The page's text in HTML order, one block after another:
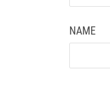
NAME